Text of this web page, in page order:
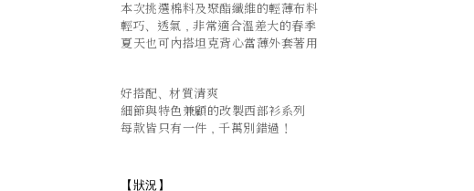
本次挑選棉料及聚酯纖維的輕薄布料
輕巧、透氣，非常適合溫差大的春季
夏天也可內搭坦克背心當薄外套著用
好搭配、材質清爽
細節與特色兼顧的改製西部衫系列
每款皆只有一件，千萬別錯過！
【狀況 】